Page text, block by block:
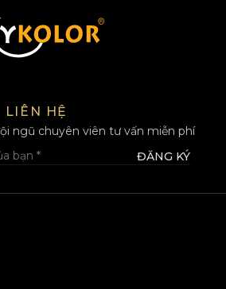
LIÊN HỆ
ngũ chuyên viên tư vấn miễn phí
ĐĂNG KÝ